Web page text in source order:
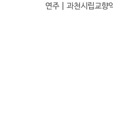
연주 | 과천시립교향